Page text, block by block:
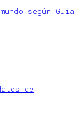
según Guía
de